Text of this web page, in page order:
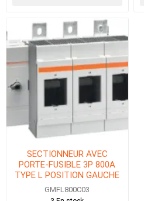
SECTIONNEUR AVEC
PORTE-FUSIBLE 3P 800A
TYPE L POSITION GAUCHE
GMFL800C03